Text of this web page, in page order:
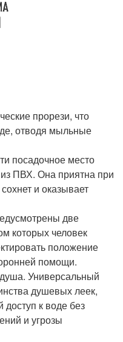
прорези, что
отводя мыльные
посадочное место
ПВХ. Она приятна при
и оказывает
две
которых человек
положение
помощи.
Универсальный
душевых леек,
доступ к воде без
и угрозы